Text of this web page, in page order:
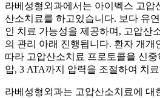
라베성형외과에서는 아이벡스 고압
산소치료를 하고있습니다. 보다 유
인 치료 가능성을 제공하며, 고압산
의 관리 아래 진행됩니다. 환자 개개
따라 고압산소치료 프로토콜을 신중
압, 3 ATA까지 압력을 조절하여 치
라베성형외과는 고압산소치료에 대